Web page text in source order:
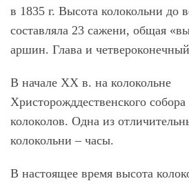
в 1835 г. Высота колокольни до
составляла 23 сажени, общая
аршин. Глава и
В начале XX в. на колокольне
Христорожддественского
колоколов. Одна из
колокольни – часы.
В настоящее время высота